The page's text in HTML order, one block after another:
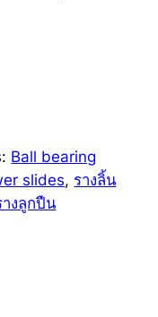
Ball bearing
slides, รางลิ้น
างลูกปืน